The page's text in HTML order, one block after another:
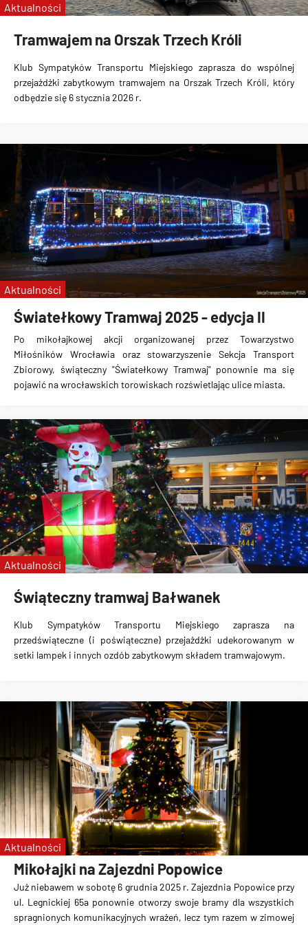
Tramwajem na Orszak Trzech Króli
Klub Sympatyków Transportu Miejskiego zaprasza do wspólnej
przejażdżki zabytkowym tramwajem na Orszak Trzech Króli, który
odbędzie się 6 stycznia 2026 r.
Aktualności
Światełkowy Tramwaj 2025 - edycja II
Po mikołajkowej akcji organizowanej przez Towarzystwo
Miłośników Wrocławia oraz stowarzyszenie Sekcja Transport
Zbiorowy, świąteczny "Światełkowy Tramwaj" ponownie ma się
pojawić na wrocławskich torowiskach rozświetlając ulice miasta.
Aktualności
Świąteczny tramwaj Bałwanek
Klub Sympatyków Transportu Miejskiego zaprasza na
przedświąteczne (i poświąteczne) przejażdżki udekorowanym w
setki lampek i innych ozdób zabytkowym składem tramwajowym.
Aktualności
Mikołajki na Zajezdni Popowice
Już niebawem w sobotę 6 grudnia 2025 r. Zajezdnia Popowice przy
ul. Legnickiej 65a ponownie otworzy swoje bramy dla wszystkich
spragnionych komunikacyjnych wrażeń, lecz tym razem w zimowej
Aktualności